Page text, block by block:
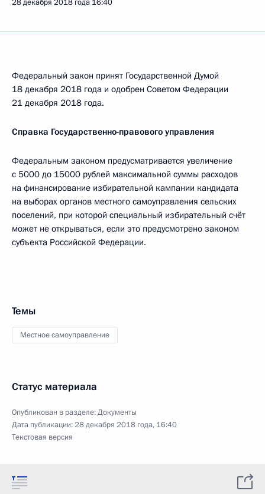
28 декабря 2018 года 16:40
Федеральный закон принят Государственной Думой
18 декабря 2018 года и одобрен Советом Федерации
21 декабря 2018 года.
Справка Государственно-правового управления
Федеральным законом предусматривается увеличение
с 5000 до 15000 рублей максимальной суммы расходов
на финансирование избирательной кампании кандидата
на выборах органов местного самоуправления сельских
поселений, при которой специальный избирательный счёт
может не открываться, если это предусмотрено законом
субъекта Российской Федерации.
Темы
Местное самоуправление
Статус материала
Опубликован в разделе:Документы
Дата публикации:28 декабря 2018 года, 16:40
Текстовая версия